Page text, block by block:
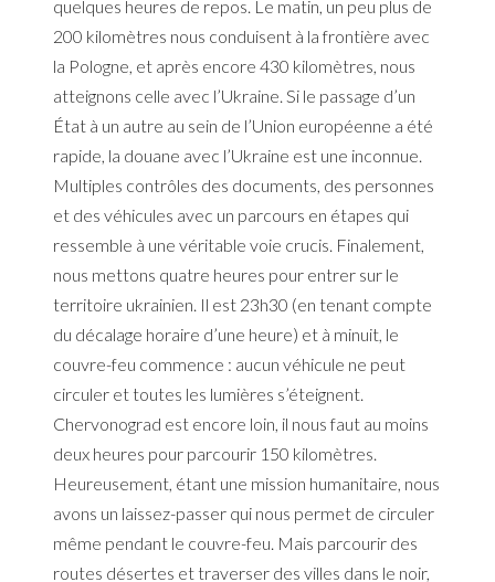
quelques heures de repos. Le matin, un peu plus de
200 kilomètres nous conduisent à la frontière avec
la Pologne, et après encore 430 kilomètres, nous
atteignons celle avec l’Ukraine. Si le passage d’un
État à un autre au sein de l’Union européenne a été
rapide, la douane avec l’Ukraine est une inconnue.
Multiples contrôles des documents, des personnes
et des véhicules avec un parcours en étapes qui
ressemble à une véritable voie crucis. Finalement,
nous mettons quatre heures pour entrer sur le
territoire ukrainien. Il est 23h30 (en tenant compte
du décalage horaire d’une heure) et à minuit, le
couvre-feu commence : aucun véhicule ne peut
circuler et toutes les lumières s’éteignent.
Chervonograd est encore loin, il nous faut au moins
deux heures pour parcourir 150 kilomètres.
Heureusement, étant une mission humanitaire, nous
avons un laissez-passer qui nous permet de circuler
même pendant le couvre-feu. Mais parcourir des
routes désertes et traverser des villes dans le noir,